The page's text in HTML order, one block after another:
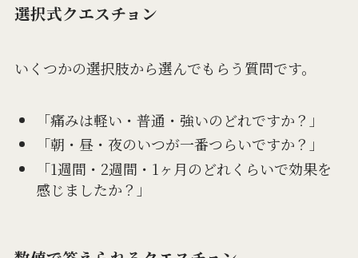
選択式クエスチョン
いくつかの選択肢から選んでもらう質問です。
「痛みは軽い・普通・強いのどれですか？」
「朝・昼・夜のいつが一番つらいですか？」
「1週間・2週間・1ヶ月のどれくらいで効果を
感じましたか？」